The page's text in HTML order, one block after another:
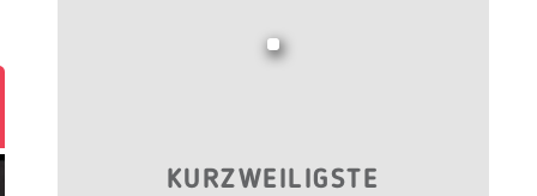
KURZWEILIGSTE